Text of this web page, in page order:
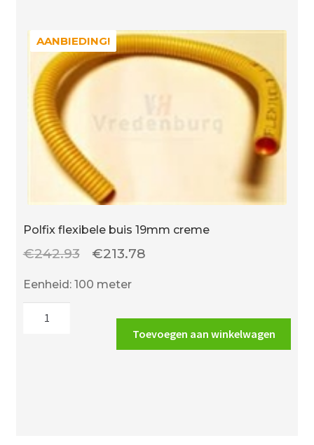
AANBIEDING!
Polfix flexibele buis 19mm creme
AANBIEDING!
€242.93
Oorspronkelijke
€242.93.
€213.78Huidige
€213.78.
Eenheid: 100 meter
Toevoegen aan winkelwagen